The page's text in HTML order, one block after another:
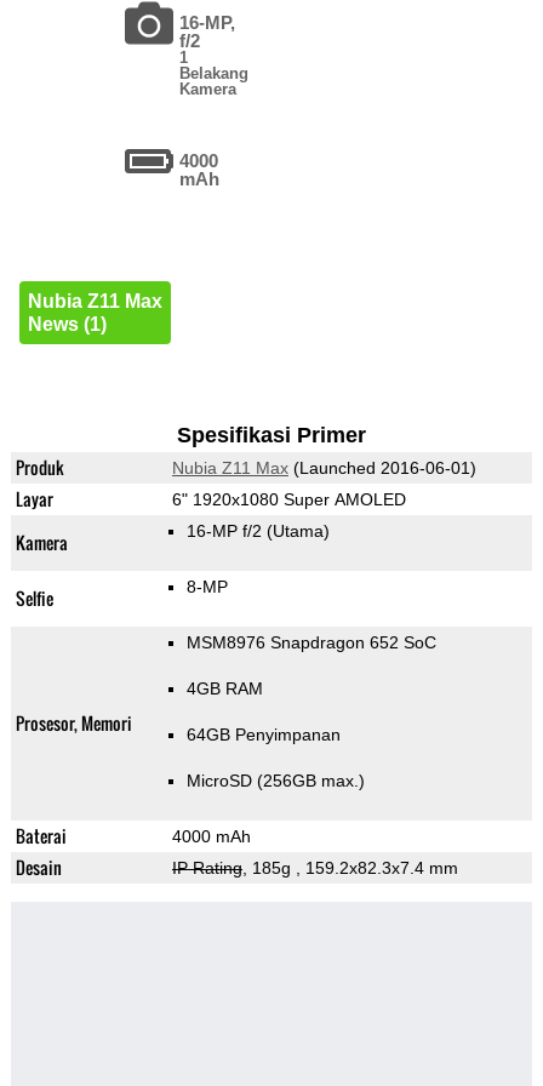
16-MP,
f/2
1
Belakang
Kamera
4000
mAh
Nubia Z11 Max
News (1)
Spesifikasi Primer
Produk Nubia Z11 Max(Launched 2016-06-01)
Layar 6" 1920x1080 Super AMOLED
Kamera 16-MP f/2 (Utama)
Selfie 8-MP
Prosesor, Memori
MSM8976 Snapdragon 652 SoC
4GB RAM
64GB Penyimpanan
MicroSD (256GB max.)
Baterai 4000 mAh
Desain IP Rating, 185g , 159.2x82.3x7.4 mm